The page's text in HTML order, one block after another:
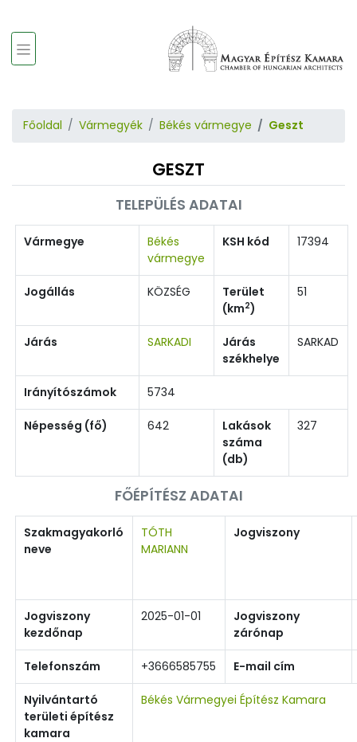
Főoldal Vármegyék Békés vármegye Geszt
GESZT
TELEPÜLÉS ADATAI
Vármegye
Békés
vármegye
KSH kód 17394
Jogállás KÖZSÉG
Terület
(km2)
51
Járás SARKADI
Járás
székhelye
SARKAD
Irányítószámok 5734
Népesség (fő) 642
Lakások
száma
(db)
327
FŐÉPÍTÉSZ ADATAI
Szakmagyakorló
neve
TÓTH
MARIANN
Jogviszony
Jogviszony
kezdőnap
2025-01-01
Jogviszony
zárónap
Telefonszám +3666585755 E-mail cím
Nyilvántartó
területi építész
kamara
Békés Vármegyei Építész Kamara